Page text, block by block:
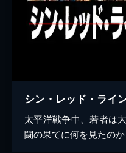
シン・レッド・ライ
太平洋戦争中、若者は
闘の果てに何を見たのか